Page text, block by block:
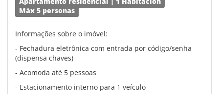
Máx 5 personas
Informações sobre o imóvel:
- Fechadura eletrônica com entrada por código/senha
(dispensa chaves)
- Acomoda até 5 pessoas
- Estacionamento interno para 1 veículo